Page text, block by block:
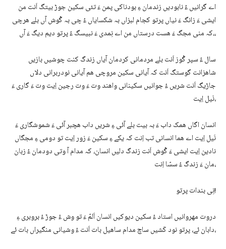
اے گرانیں ءُ نابودیں زندمان ءِ بودناکی پمن ءَ تئی سکین جوڑ بیتگ اَنت من
ایشی ءَ زانگ ءَ نیاں پرتو کجام لبزاں بہ شکسایاں ءُ چی بہ گْوش آں بلے ھرچی
کہ منی مجگ ءَ ھست درستاں من اے نِمدی ءَ نبیسگ ءُ پرتو دیم دیگ ءَ آں،،
سال ءُ سپر گْوز اَنت بلے مردمانی کردمان آیاں زندگ کنت چوشیں بازیں
شاھزانت گوستگ اَنت کہ آیانی سکین مروچی ھم آیانی نودربرانی دلاں
جاڑیگ اَنت شریں ءُ جوانیں سکینانی واھند وت ءَ وت رجین اِیت وت ءَ گاری ءَ
نَیل اِیت،
انسان اگاں ھمک داب ءَ بہ بیت بلے آئی ءِ شریں داب ھچبر آئی ءَ شموشگاری ءَ
نَیل اِیت اے ھما انسانی تب اِنت کہ یکے ءِ سکین ءَ زور اِیت تو دومی ءِ مجگاں
نادین اِیت ایشی ءَ گْوش اَنت زندگ دلیں انسان، کہ مدام آ وتی دودمان ءُ زبان
مان ءَ زندگ ءُ سسّا اِنت،
نِی بندات پرتو!
دروت مھروانیں استاد ءُ سکین دیوکیں انسان اَلمّ ءَ تو وش ءُ جوڑ ءُ بروبری ءِ
دابان ئے، پرتو نود کَشیں ساچ مدام ساھیل بات اَنت ءُ وشیانی منگیراں بات ئے،